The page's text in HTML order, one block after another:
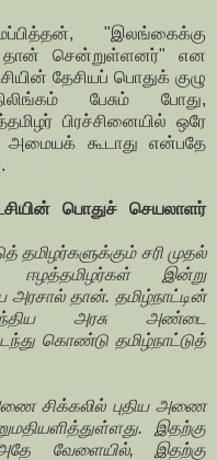
"இலங்கைக்கு
தான் சென்றுள்ளனர்" என
தேசியப் பொதுக் குழு
பேசும் போது,
பிரச்சினையில் ஒரே
கூடாது என்பதே
பொதுச் செயலாளர்
தமிழர்களுக்கும் சரி முதல்
இன்று
அரசால் தான். தமிழ்நாட்டின்
அரசு அண்டை
கொண்டு தமிழ்நாட்டுத்
சிக்கலில் புதிய அணை
இதற்கு
வேளையில், இதற்கு